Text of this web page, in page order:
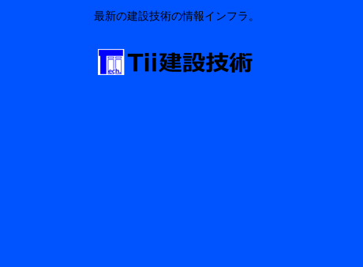
最新の建設技術の情報インフラ。